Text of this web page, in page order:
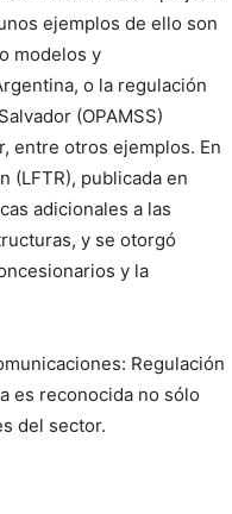
ejemplos de ello son
modelos y
o la regulación
(OPAMSS)
entre otros ejemplos. En
(LFTR), publicada en
adicionales a las
y se otorgó
y la
Regulación
es reconocida no sólo
del sector.